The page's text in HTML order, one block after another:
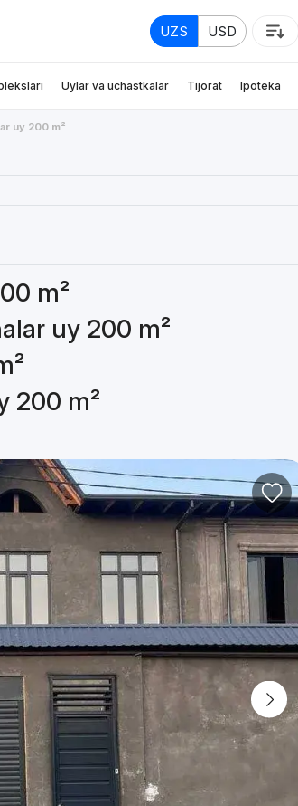
UZS USD
Uylar va uchastkalar Tijorat Ipoteka
uy 200 m²
m²
uy 200 m²
200 m²